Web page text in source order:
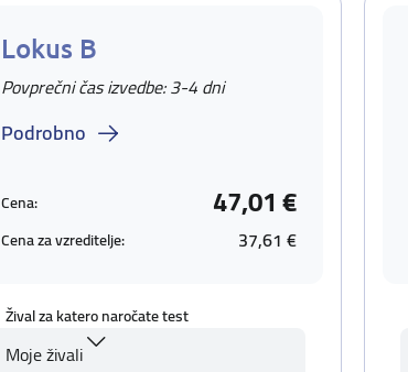
Lokus B
Povprečni čas izvedbe: 3-4 dni
Podrobno
Cena: 47,01 €
Cena za vzreditelje: 37,61 €
Žival za katero naročate test
Moje živali